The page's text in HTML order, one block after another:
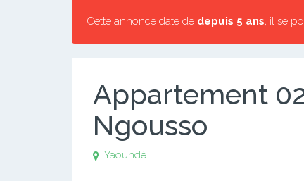
Cette annonce date de depuis 5 ans, il se
Appartement
Ngousso
Yaoundé